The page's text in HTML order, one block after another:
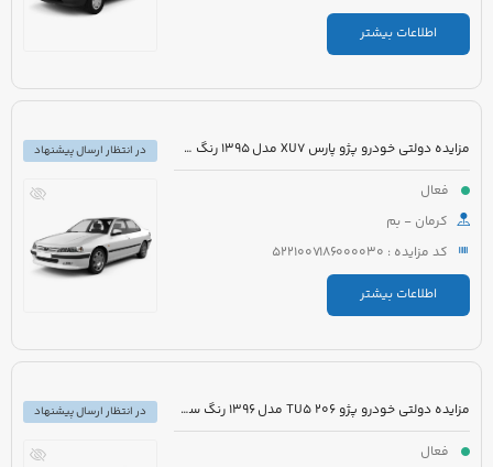
اطلاعات بیشتر
مزایده دولتی خودرو پژو پارس XU7 مدل 1395 رنگ سفید روغنی
فعال
کرمان - بم
کد مزایده : 5221007186000030
اطلاعات بیشتر
در انتظار ارسال پیشنهاد
مزایده دولتی خودرو پژو 206 TU5 مدل 1396 رنگ سفید روغنی
فعال
در انتظار ارسال پیشنهاد